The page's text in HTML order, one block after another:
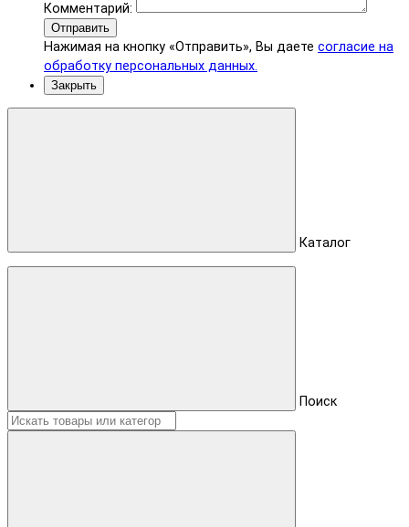
Комментарий:
Отправить
Нажимая на кнопку «Отправить», Вы даете согласие на
обработку персональных данных.
Закрыть
Каталог
Поиск